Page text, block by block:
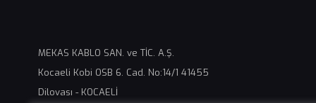
MEKAS KABLO SAN. ve TİC. A.Ş.
Kocaeli Kobi OSB 6. Cad. No:14/1 41455
Dilovası - KOCAELİ